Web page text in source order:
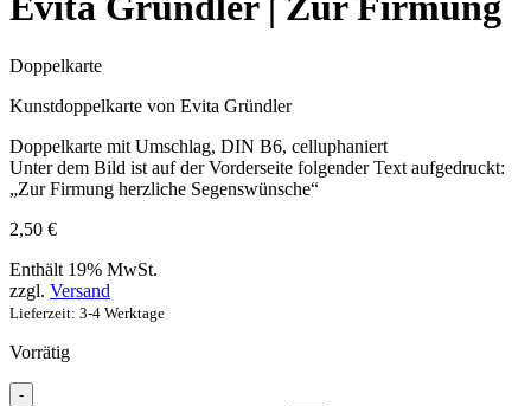
Doppelkarte
Kunstdoppelkarte von Evita Gründler
Doppelkarte mit Umschlag, DIN B6, celluphaniert
Unter dem Bild ist auf der Vorderseite folgender Text aufgedruckt:
„Zur Firmung herzliche Segenswünsche“
2,50 €
Enthält 19% MwSt.
zzgl. Versand
Lieferzeit: 3-4 Werktage
Vorrätig
-